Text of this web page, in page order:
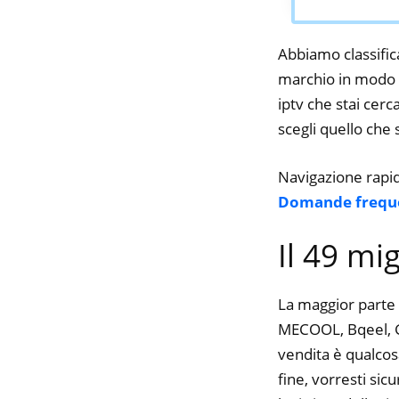
Abbiamo
marchio in
iptv che stai
scegli quello che
Navigazione
Domande
Il 49
La maggior
MECOOL,
vendita è
fine, vorresti